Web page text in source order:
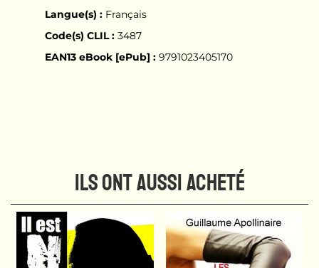
Langue(s) :Français
Code(s) CLIL :3487
EAN13 eBook [ePub] :9791023405170
ILS ONT AUSSI ACHETÉ